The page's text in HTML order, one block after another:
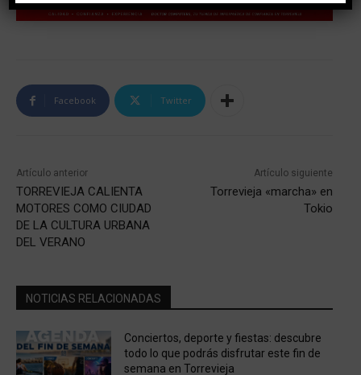
Facebook Twitter
Artículo anterior
TORREVIEJA CALIENTA
MOTORES COMO CIUDAD
DE LA CULTURA URBANA
DEL VERANO
Artículo siguiente
Torrevieja «marcha» en
Tokio
NOTICIAS RELACIONADAS
Conciertos, deporte y fiestas: descubre
todo lo que podrás disfrutar este fin de
semana en Torrevieja